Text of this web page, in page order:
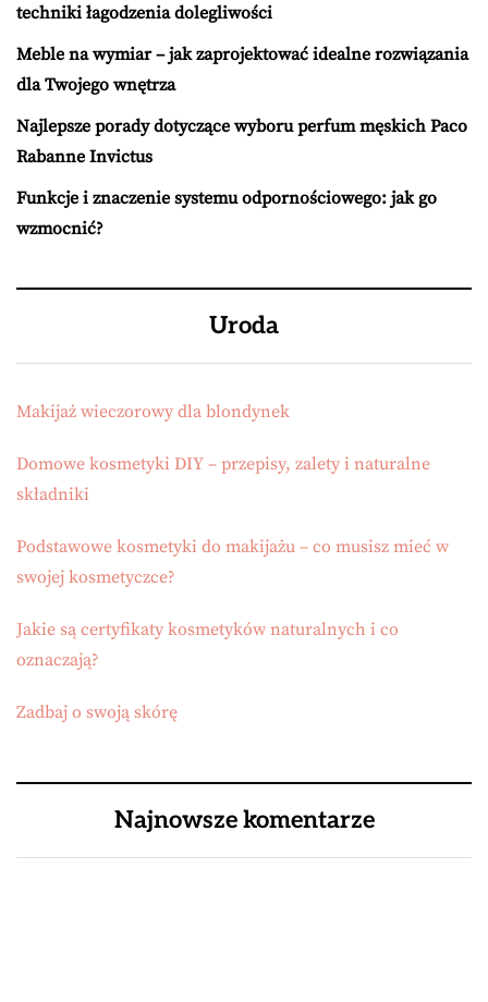
techniki łagodzenia dolegliwości
Meble na wymiar – jak zaprojektować idealne rozwiązania
dla Twojego wnętrza
Najlepsze porady dotyczące wyboru perfum męskich Paco
Rabanne Invictus
Funkcje i znaczenie systemu odpornościowego: jak go
wzmocnić?
Uroda
Makijaż wieczorowy dla blondynek
Domowe kosmetyki DIY – przepisy, zalety i naturalne
składniki
Podstawowe kosmetyki do makijażu – co musisz mieć w
swojej kosmetyczce?
Jakie są certyfikaty kosmetyków naturalnych i co
oznaczają?
Zadbaj o swoją skórę
Najnowsze komentarze